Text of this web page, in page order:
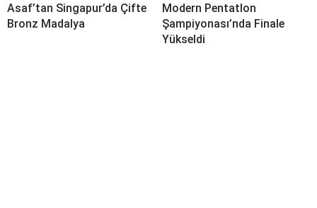
Asaf’tan Singapur’da Çifte
Bronz Madalya
Modern Pentatlon
Şampiyonası’nda Finale
Yükseldi